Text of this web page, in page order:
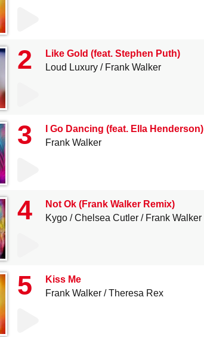
2
Like Gold (feat. Stephen Puth)
Loud Luxury
Frank Walker
3
I Go Dancing (feat. Ella Henderson)
Frank Walker
4
Not Ok (Frank Walker Remix)
Kygo
Chelsea Cutler Frank Walker
5
Kiss Me
Frank Walker
Theresa Rex